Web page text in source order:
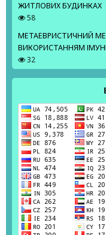
ЖИТЛОВИХ БУДИНКАХ
58
МЕТАЕВРИСТИЧНИЙ
ВИКОРИСТАННЯМ
32